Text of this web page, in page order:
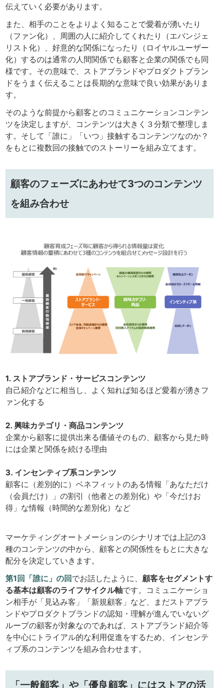
伝えていく必要があります。
また、相手のことをよりよく知ることで愛着が湧いたり
（ファン化）、周囲の人に紹介してくれたり（エバンジェ
リスト化）、好意的な関係になったり（ロイヤルユーザー
化）するのは通常の人間関係でも顧客と企業の関係でも同
様です。その意味で、ストアブランドやプロダクトブラン
ドをうまく伝えることは長期的な意味で良い効果がありま
す。
そのような前提から顧客とのコミュニケーションコンテン
ツを決定しますが、コンテンツは大きく３分類で整理しま
す。そして「誰に」「いつ」接触するコンテンツなのか？
をもとに複数回の接触でのストーリーを組み立てます。
顧客のフェーズにあわせて3つのコンテンツ
を組み合わせ
1. ストアブランド・サービスコンテンツ
自己紹介などに相当し、よく知れば知るほど愛着が湧きフ
ァン化する
2. 興味カテゴリ・商品コンテンツ
企業から顧客に提供出来る価値そのもの、顧客から見た時
には企業と関係を続ける理由
3. インセンティブ系コンテンツ
顧客に（差別的に）ベネフィットのある情報「あなただけ
（会員だけ）」の割引（他者との差別化）や「今だけお
得」な情報（時間的な差別化）など
マーケティングオートメーションのシナリオでは上記の3
種のコンテンツの中から、顧客との関係性をもとに大きな
配分を決定していきます。
第1回「誰に」の回 でお話したように、顧客をセグメントす
る基本は顧客のライフサイクル軸です。コミュニケーショ
ン相手が「見込み客」「新規顧客」など、まだストアブラ
ンドやプロダクトブランドの認知・理解が進んでいないグ
ループの顧客が対象なのであれば、ストアブランド紹介等
を中心にトライアル的な利用促進をするため、インセンテ
ィブ系のコンテンツを組み合わせます。
「一般顧客」や「優良顧客」にはストアの活